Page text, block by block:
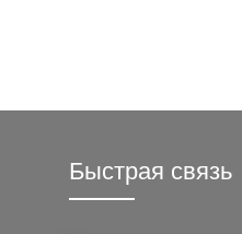
Быстрая связь